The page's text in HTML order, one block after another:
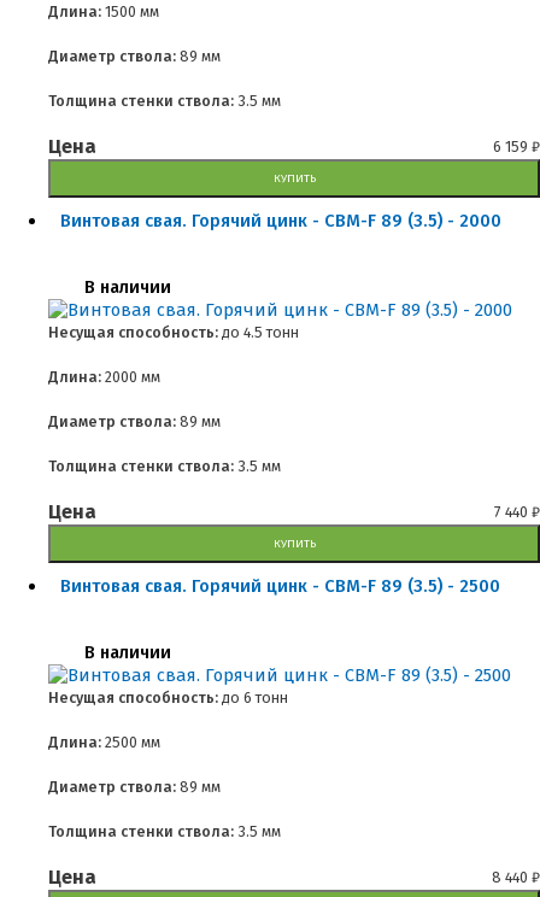
Длина: 1500 мм
Диаметр ствола: 89 мм
Толщина стенки ствола: 3.5 мм
Цена 6 159 ₽
КУПИТЬ
Винтовая свая. Горячий цинк - СВМ-F 89 (3.5) - 2000
В наличии
Несущая способность: до 4.5 тонн
Длина: 2000 мм
Диаметр ствола: 89 мм
Толщина стенки ствола: 3.5 мм
Цена 7 440 ₽
КУПИТЬ
Винтовая свая. Горячий цинк - СВМ-F 89 (3.5) - 2500
В наличии
Несущая способность: до 6 тонн
Длина: 2500 мм
Диаметр ствола: 89 мм
Толщина стенки ствола: 3.5 мм
Цена 8 440 ₽